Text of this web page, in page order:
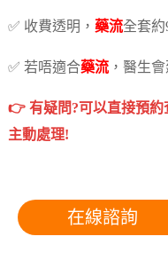
✅ 收費透明， 藥流全套約
✅ 若唔適合藥流，醫生
👉 有疑問?可以直接預
主動處理!
在線諮詢